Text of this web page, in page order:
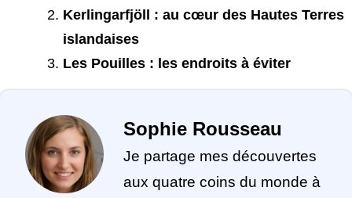
Kerlingarfjöll : au cœur des Hautes Terres
islandaises
Les Pouilles : les endroits à éviter
Sophie Rousseau
Je partage mes découvertes
aux quatre coins du monde à